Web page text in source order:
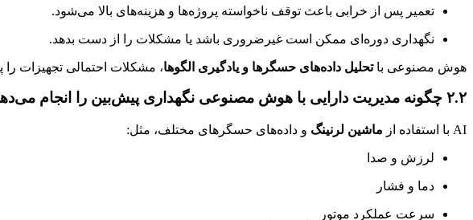
تعمیر پس از خرابی باعث توقف ناخواسته پروژه‌ها و هزینه‌های بالا می‌شود.
نگهداری دوره‌ای ممکن است غیرضروری باشد یا مشکلات را از دست بدهد.
هوش مصنوعی باتحلیل داده‌های حسگرها و یادگیری الگوها، مشکلات احتمالی تجهیزات را
۲.۲ چگونه مدیریت دارایی با هوش مصنوعی نگهداری پیش‌بین را انجام می‌دهد
AI با استفاده از ماشین لرنینگ و داده‌های حسگرهای مختلف، مثل:
لرزش و صدا
دما و فشار
سرعت عملکرد موتور